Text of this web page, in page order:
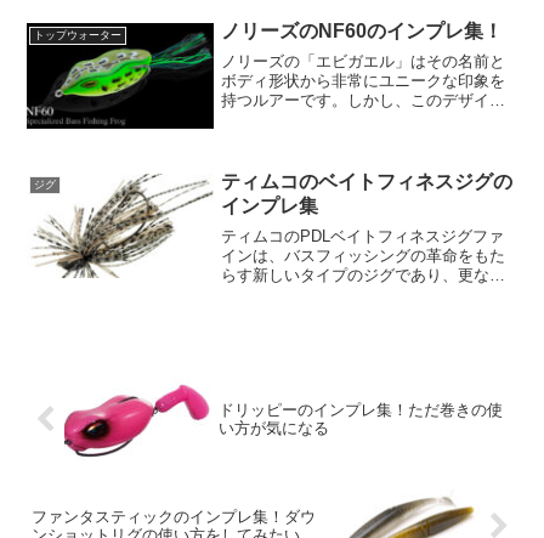
す。その特徴的なデザインは、バイトを
誘発する緻密な動きを実現...
トップウォーター ノリーズのNF60のインプレ集！
ノリーズの「エビガエル」はその名前と
ボディ形状から非常にユニークな印象を
持つルアーです。しかし、このデザイン
中心に隠れているビック...
ジグ
ティムコのベイトフィネスジグの
インプレ集
ティムコのPDLベイトフィネスジグファ
インは、バスフィッシングの革命をもた
らす新しいタイプのジグであり、更なる
ドリッピーのインプレ集！ただ巻きの使
い方が気になる
ファンタスティックのインプレ集！ダウ